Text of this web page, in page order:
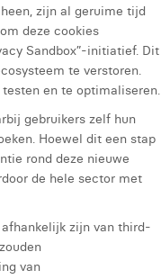
zijn al geruime tijd
deze cookies
Sandbox”-initiatief. Dit
te verstoren.
en te optimaliseren.
gebruikers zelf hun
Hoewel dit een stap
rond deze nieuwe
de hele sector met
zijn van third-
van